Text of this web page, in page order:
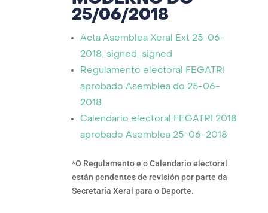
25/06/2018
Acta Asemblea Xeral Ext 25-06-
2018_signed_signed
Regulamento electoral FEGATRI
aprobado Asemblea do 25-06-
2018
Calendario electoral FEGATRI 2018
aprobado Asemblea 25-06-2018
*O Regulamento e o Calendario electoral
están pendentes de revisión por parte da
Secretaría Xeral para o Deporte.